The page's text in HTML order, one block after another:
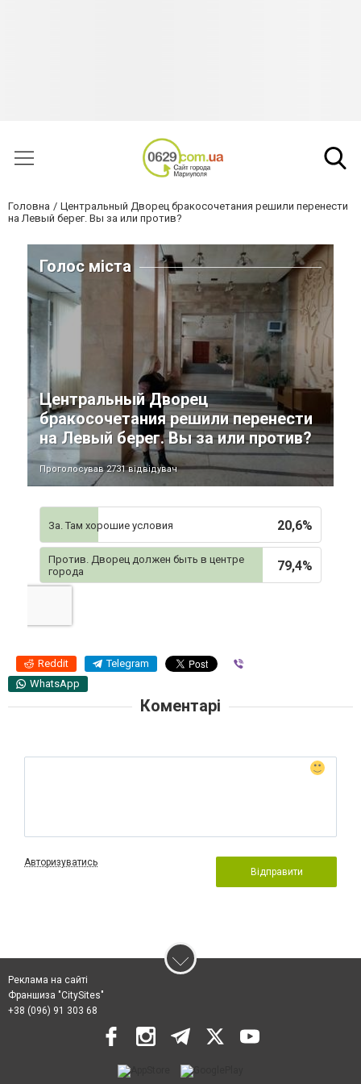
Головна
Центральный Дворец бракосочетания решили перенести
на Левый берег. Вы за или против?
Голос міста
Центральный Дворец
бракосочетания решили перенести
на Левый берег. Вы за или против?
Проголосував 2731 відвідувач
20,6%
За. Там хорошие условия
79,4%
Против. Дворец должен быть в центре
города
Reddit Telegram
WhatsApp
Коментарі
Авторизуватись
Відправити
Реклама на сайті
Франшиза "CitySites"
+38 (096) 91 303 68